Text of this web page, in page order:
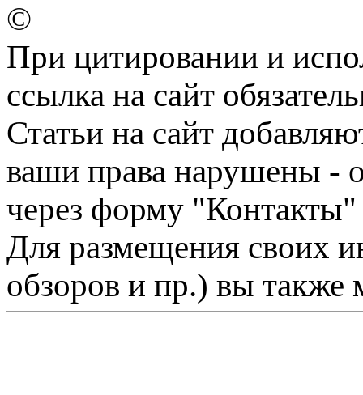
©
При цитировании и
ссылка на сайт
Статьи на сайт
ваши права нарушены -
через форму "Контакты"
Для размещения своих
обзоров и пр.) вы также